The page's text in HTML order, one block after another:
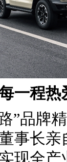
一程热
”品牌
事长
现全